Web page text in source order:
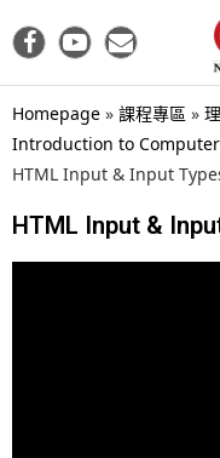
Homepage » 課程專區 »
Introduction to Computer
HTML Input & Input
HTML Input &